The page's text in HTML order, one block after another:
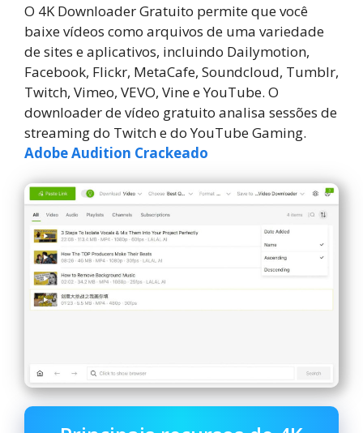
O 4K Downloader Gratuito permite que você
baixe vídeos como arquivos de uma variedade
de sites e aplicativos, incluindo Dailymotion,
Facebook, Flickr, MetaCafe, Soundcloud, Tumblr,
Twitch, Vimeo, VEVO, Vine e YouTube. O
downloader de vídeo gratuito analisa sessões de
streaming do Twitch e do YouTube Gaming.
Adobe Audition Crackeado